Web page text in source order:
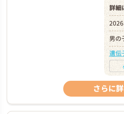
詳細
男
遺伝
さらに